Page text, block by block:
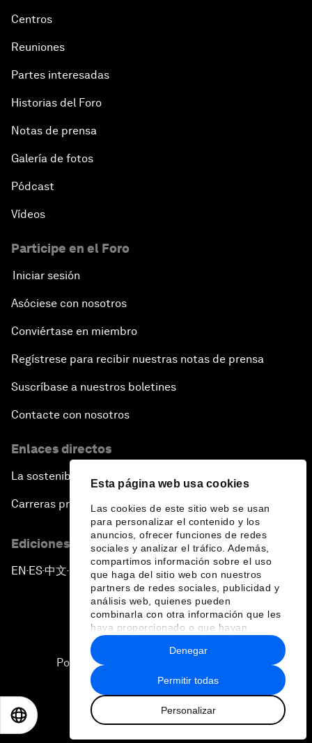
Esta página web usa cookies
Las cookies de este sitio web se usan
para personalizar el contenido y los
anuncios, ofrecer funciones de redes
sociales y analizar el tráfico. Además,
compartimos información sobre el uso
que haga del sitio web con nuestros
partners de redes sociales, publicidad y
análisis web, quienes pueden
combinarla con otra información que les
haya proporcionado o que hayan
recopilado a partir del uso que haya
hecho de sus servicios.
Permitir todas
Personalizar
Denegar
Centros
Reuniones
Partes interesadas
Historias del Foro
Notas de prensa
Galería de fotos
Pódcast
Vídeos
Participe en el Foro
Iniciar sesión
Asóciese con nosotros
Conviértase en miembro
Regístrese para recibir nuestras notas de prensa
Suscríbase a nuestros boletines
Contacte con nosotros
Enlaces directos
La sostenibilidad en el Foro
Carreras profesionales
Ediciones en otros idiomas
EN ▪ES▪中文▪ 日本語
Política de privacidad y normas de uso
Sitemap
2026 Foro Económico Mundial